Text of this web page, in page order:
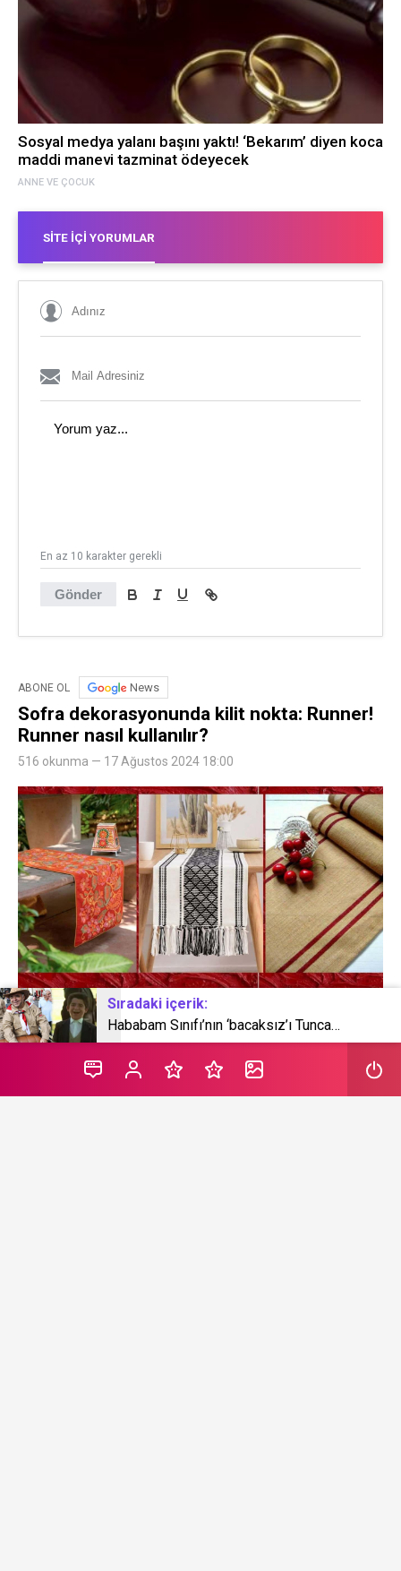
Sıradaki içerik:
Hababam Sınıfı’nın ‘bacaksız’ı Tuncay Akça hayatını kaybetti
ANNE VE ÇOCUK
Sosyal medya yalanı başını yaktı! ‘Bekarım’ diyen koca
maddi manevi tazminat ödeyecek
SITE İÇI YORUMLAR
Gönder
En az 10 karakter gerekli
ABONE OL News
Sofra dekorasyonunda kilit nokta: Runner!
Runner nasıl kullanılır?
516 okunma — 17 Ağustos 2024 18:00